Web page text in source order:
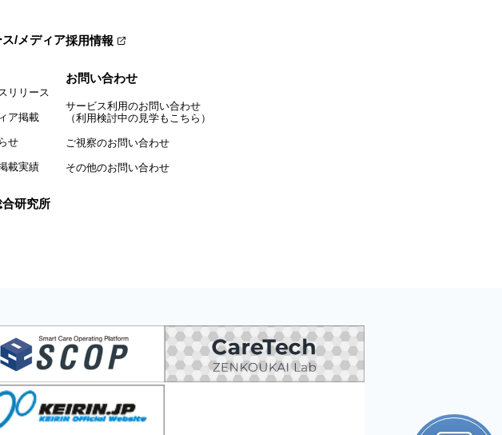
ス/メディア
リリース
ア掲載
せ
載実績
研究所
採用情報
お問い合わせ
サービス利用のお問い合わせ
（利用検討中の見学もこちら）
ご視察のお問い合わせ
その他のお問い合わせ